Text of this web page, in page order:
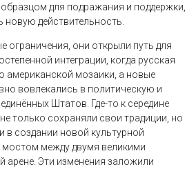
для подражания и поддержки,
действительность.
ограничения, они открыли путь для
интеграции, когда русская
американской мозаики, а новые
вовлекались в политическую и
Штатов. Где-то к середине
только сохраняли свои традиции, но
в создании новой культурной
мостом между двумя великими
арене. Эти изменения заложили